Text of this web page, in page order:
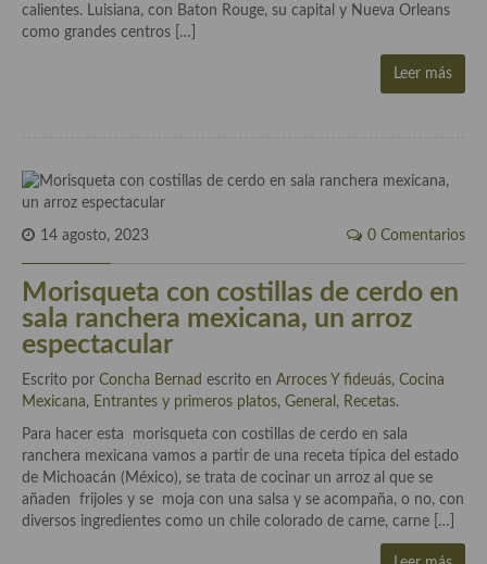
Cocina Extremeña
Cocina Navarra
Cocina Riojana
Cocina Vasca
Cocina Europea
Cocina Alemana
Cocina Austriaca
Cocina Belga
Cocina Britanica
calientes. Luisiana, con Baton Rouge, su capital y Nueva Orleans
como grandes centros […]
Leer más
14 agosto, 2023 0 Comentarios
Morisqueta con costillas de cerdo en
sala ranchera mexicana, un arroz
espectacular
Escrito por Concha Bernad escrito en Arroces Y fideuás, Cocina
Mexicana, Entrantes y primeros platos, General , Recetas.
Para hacer esta morisqueta con costillas de cerdo en sala
ranchera mexicana vamos a partir de una receta típica del estado
de Michoacán (México), se trata de cocinar un arroz al que se
añaden frijoles y se moja con una salsa y se acompaña, o no, con
diversos ingredientes como un chile colorado de carne, carne […]